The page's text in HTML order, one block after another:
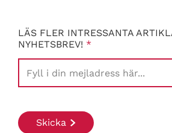
LÄS FLER INTRESSANTA
NYHETSBREV! *